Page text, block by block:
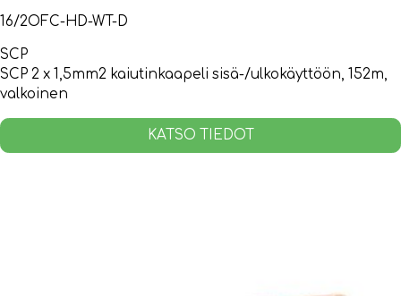
16/2OFC-HD-WT-D
SCP
SCP 2 x 1,5mm2 kaiutinkaapeli sisä-/ulkokäyttöön, 152m,
valkoinen
KATSO TIEDOT